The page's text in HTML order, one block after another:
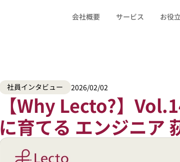
社員インタビュー 2026/02/02
【Why Lecto?】
に育てる エンジニア
会社概要 サービス お役